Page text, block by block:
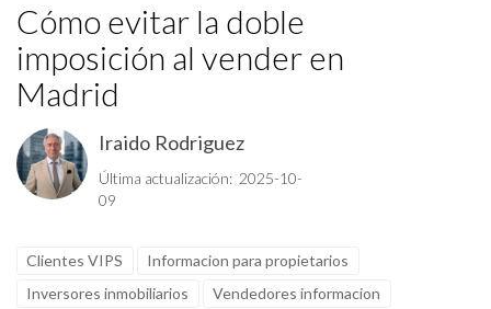
Cómo evitar la doble
imposición al vender en
Madrid
Iraido Rodriguez
Última actualización: 2025-10-
09
Clientes VIPS
Informacion para propietarios
Inversores inmobiliarios
Vendedores informacion